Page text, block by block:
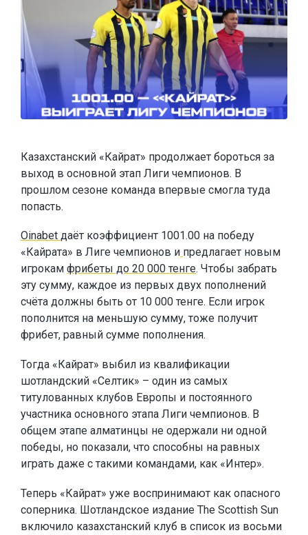
Казахстанский «Кайрат» продолжает бороться за
выход в основной этап Лиги чемпионов. В
прошлом сезоне команда впервые смогла туда
попасть.
Oinabet даёт коэффициент 1001.00 на победу
«Кайрата» в Лиге чемпионов и предлагает новым
игрокам фрибеты до 20 000 тенге. Чтобы забрать
эту сумму, каждое из первых двух пополнений
счёта должны быть от 10 000 тенге. Если игрок
пополнится на меньшую сумму, тоже получит
фрибет, равный сумме пополнения.
Тогда «Кайрат» выбил из квалификации
шотландский «Селтик» – один из самых
титулованных клубов Европы и постоянного
участника основного этапа Лиги чемпионов. В
общем этапе алматинцы не одержали ни одной
победы, но показали, что способны на равных
играть даже с такими командами, как «Интер».
Теперь «Кайрат» уже воспринимают как опасного
соперника. Шотландское издание The Scottish Sun
включило казахстанский клуб в список из восьми